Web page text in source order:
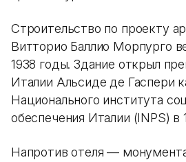
Строительство по проекту
Витторио Баллио Морпурго
1938 годы. Здание открыл
Италии Альсиде де Гаспери
Национального института
обеспечения Италии (INPS) в
Напротив отеля —